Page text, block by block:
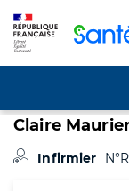
Claire
Infirmier